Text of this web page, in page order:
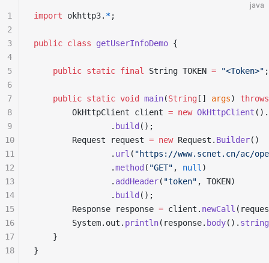
java
import okhttp3. *;
public class getUserInfoDemo {
    public
static final String TOKEN = "<Token>" ;
    public
static void main(String [] args) throws
        OkHttpClient client
= new OkHttpClient ().
                .
build ();
        Request request
= new Request. Builder()
                .
url ( "https://www.scnet.cn/ac/
                .
method ( "GET" , null )
                .
addHeader( "token" , TOKEN)
                .
build ();
        Response response
= client. newCall
        System.out.
println(response. body(). string
    }
}
1
2
3
4
5
6
7
8
9
10
11
12
13
14
15
16
17
18